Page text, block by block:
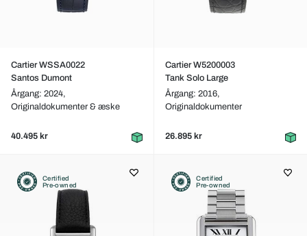
Cartier WSSA0022
Santos Dumont
Årgang: 2024,
Originaldokumenter & æske
40.495 kr
Cartier W5200003
Tank Solo Large
Årgang: 2016,
Originaldokumenter
26.895 kr
Certified
Pre-owned
Certified
Pre-owned